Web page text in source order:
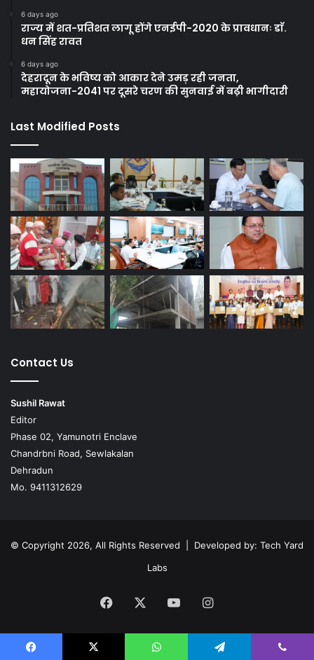
6 days ago
राज्य में शत-प्रतिशत लागू होंगे एनईपी-2020 के प्रावधानः डाॅ.
धन सिंह रावत
6 days ago
देहरादून के भविष्य को आकार देने उमड़ रही जनता,
महायोजना-2041 पर दूसरे चरण की सुनवाई में बढ़ी भागीदारी
Last Modified Posts
Contact Us
Sushil Rawat
Editor
Phase 02, Yamunotri Enclave
Chandrbni Road, Sewlakalan
Dehradun
Mo. 9411312629
© Copyright 2026, All Rights Reserved | Developed by: Tech Yard
Labs
Facebook YouTubeInstagram